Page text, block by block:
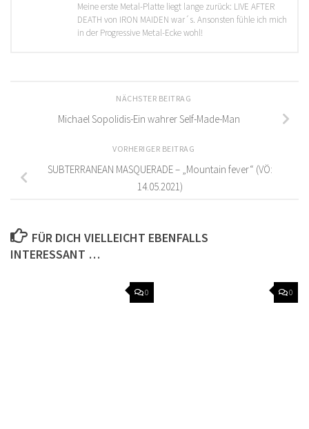
Meine erste Metal-Platte liegt lange zurück: LIVE AFTER
DEATH von IRON MAIDEN war´s. Ansonsten fühle ich mich
in der Progressive Metal-Ecke wohl!
NÄCHSTER BEITRAG
Michael Sopolidis-Ein wahrer Self-Made-Man
VORHERIGER BEITRAG
SUBTERRANEAN MASQUERADE – „Mountain fever“ (VÖ:
14.05.2021)
FÜR DICH VIELLEICHT EBENFALLS
INTERESSANT …
0 0